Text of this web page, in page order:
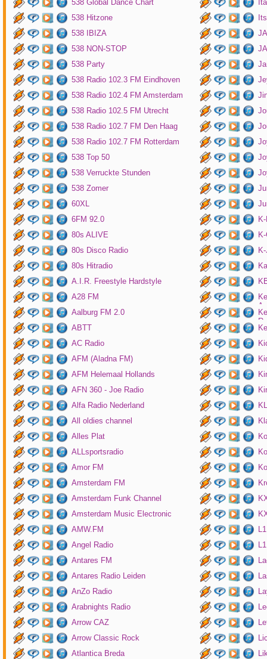
538 Global Dance Chart
538 Hitzone
538 IBIZA
538 NON-STOP
538 Party
538 Radio 102.3 FM Eindhoven
538 Radio 102.4 FM Amsterdam
538 Radio 102.5 FM Utrecht
538 Radio 102.7 FM Den Haag
538 Radio 102.7 FM Rotterdam
538 Top 50
538 Verruckte Stunden
538 Zomer
60XL
6FM 92.0
80s ALIVE
80s Disco Radio
80s Hitradio
A.I.R. Freestyle Hardstyle
A28 FM
Aalburg FM 2.0
ABTT
AC Radio
AFM (Aladna FM)
AFM Helemaal Hollands
AFN 360 - Joe Radio
Alfa Radio Nederland
All oldies channel
Alles Plat
ALLsportsradio
Amor FM
Amsterdam FM
Amsterdam Funk Channel
Amsterdam Music Electronic
AMW.FM
Angel Radio
Antares FM
Antares Radio Leiden
AnZo Radio
Arabnights Radio
Arrow CAZ
Arrow Classic Rock
Atlantica Breda